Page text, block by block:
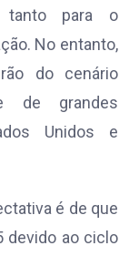
tanto para o
No entanto,
do cenário
de grandes
Unidos e
é de que
devido ao ciclo